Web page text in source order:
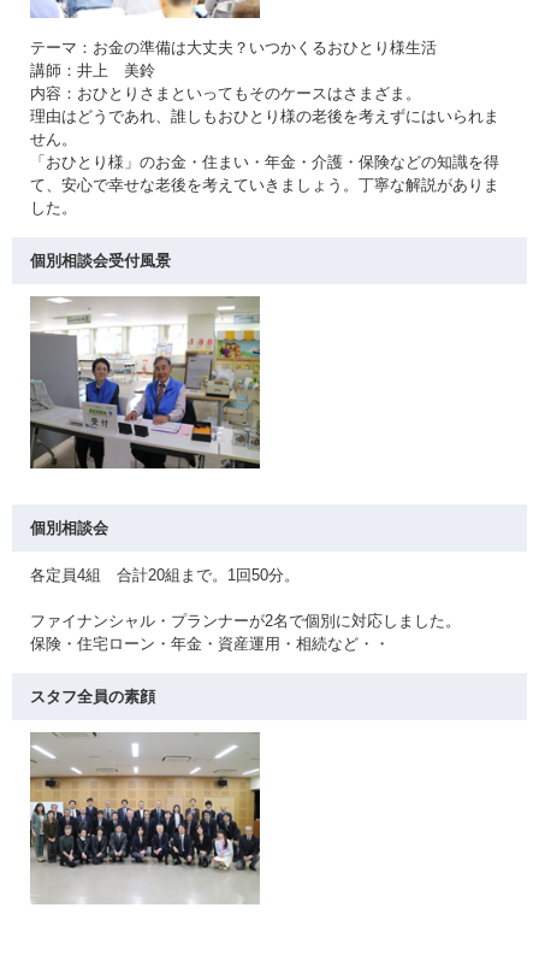
テーマ：お金の準備は大丈夫？いつかくるおひとり様生活
講師：井上 美鈴
内容：おひとりさまといってもそのケースはさまざま。
理由はどうであれ、誰しもおひとり様の老後を考えずにはいられま
せん。
「おひとり様」のお金・住まい・年金・介護・保険などの知識を得
て、安心で幸せな老後を考えていきましょう。丁寧な解説がありま
した。
個別相談会受付風景
個別相談会
各定員4組 合計20組まで。1回50分。
ファイナンシャル・プランナーが2名で個別に対応しました。
保険・住宅ローン・年金・資産運用・相続など・・
スタフ全員の素顔